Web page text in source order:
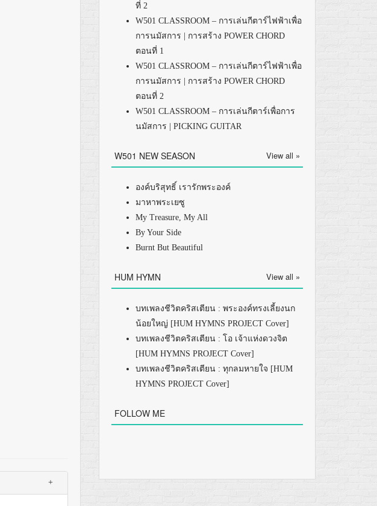
+
ที่ 2
W501 CLASSROOM – การเล่นกีตาร์ไฟฟ้าเพื่อ
การนมัสการ | การสร้าง POWER CHORD
ตอนที่ 1
W501 CLASSROOM – การเล่นกีตาร์ไฟฟ้าเพื่อ
การนมัสการ | การสร้าง POWER CHORD
ตอนที่ 2
W501 CLASSROOM – การเล่นกีตาร์เพื่อการ
นมัสการ | PICKING GUITAR
W501 NEW SEASON View all »
องค์บริสุทธิ์ เรารักพระองค์
มาหาพระเยซู
My Treasure, My All
By Your Side
Burnt But Beautiful
HUM HYMN View all »
บทเพลงชีวิตคริสเตียน : พระองค์ทรงเลี้ยงนก
น้อยใหญ่ [HUM HYMNS PROJECT Cover]
บทเพลงชีวิตคริสเตียน : โอ เจ้าแห่งดวงจิต
[HUM HYMNS PROJECT Cover]
บทเพลงชีวิตคริสเตียน : ทุกลมหายใจ [HUM
HYMNS PROJECT Cover]
FOLLOW ME